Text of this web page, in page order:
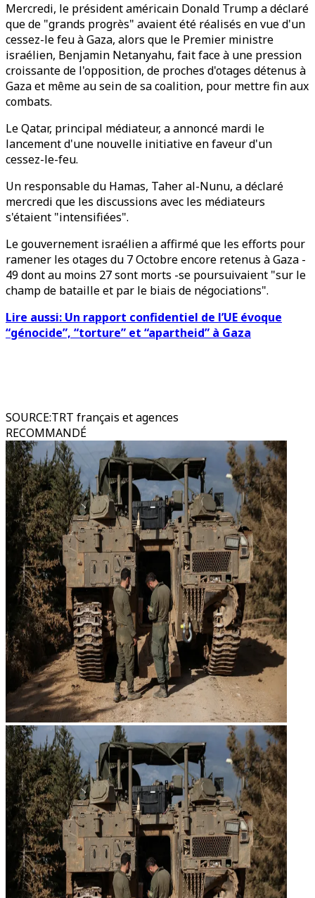
Mercredi, le président américain Donald Trump a déclaré
que de "grands progrès" avaient été réalisés en vue d'un
cessez-le feu à Gaza, alors que le Premier ministre
israélien, Benjamin Netanyahu, fait face à une pression
croissante de l'opposition, de proches d'otages détenus à
Gaza et même au sein de sa coalition, pour mettre fin aux
combats.
Le Qatar, principal médiateur, a annoncé mardi le
lancement d'une nouvelle initiative en faveur d'un
cessez-le-feu.
Un responsable du Hamas, Taher al-Nunu, a déclaré
mercredi que les discussions avec les médiateurs
s'étaient "intensifiées".
Le gouvernement israélien a affirmé que les efforts pour
ramener les otages du 7 Octobre encore retenus à Gaza -
49 dont au moins 27 sont morts -se poursuivaient "sur le
champ de bataille et par le biais de négociations".
Lire aussi: Un rapport confidentiel de l’UE évoque
“génocide”, “torture” et “apartheid” à Gaza
SOURCE:TRT français et agences
RECOMMANDÉ